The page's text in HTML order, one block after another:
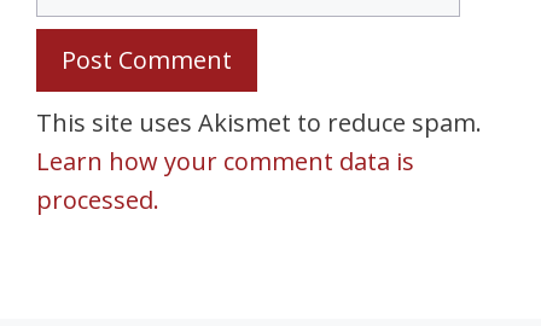
This site uses Akismet to reduce spam.
Learn how your comment data is
processed.